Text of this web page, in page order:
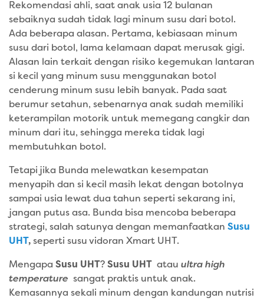
Rekomendasi ahli, saat anak usia 12 bulanan
sebaiknya sudah tidak lagi minum susu dari botol.
Ada beberapa alasan. Pertama, kebiasaan minum
susu dari botol, lama kelamaan dapat merusak gigi.
Alasan lain terkait dengan risiko kegemukan lantaran
si kecil yang minum susu menggunakan botol
cenderung minum susu lebih banyak. Pada saat
berumur setahun, sebenarnya anak sudah memiliki
keterampilan motorik untuk memegang cangkir dan
minum dari itu, sehingga mereka tidak lagi
membutuhkan botol.
Tetapi jika Bunda melewatkan kesempatan
menyapih dan si kecil masih lekat dengan botolnya
sampai usia lewat dua tahun seperti sekarang ini,
jangan putus asa. Bunda bisa mencoba beberapa
strategi, salah satunya dengan memanfaatkan Susu
UHT, seperti susu vidoran Xmart UHT.
Mengapa Susu UHT? Susu UHT atau ultra high
temperature sangat praktis untuk anak.
Kemasannya sekali minum dengan kandungan nutrisi